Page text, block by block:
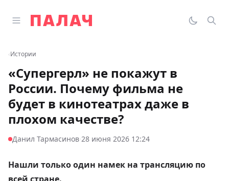
Открыть главное меню
Палач
‹Истории
«Супергерл» не покажут в
России. Почему фильма не
будет в кинотеатрах даже в
плохом качестве?
Данил Тармасинов·28 июня 2026 12:24
Нашли только один намек на трансляцию по